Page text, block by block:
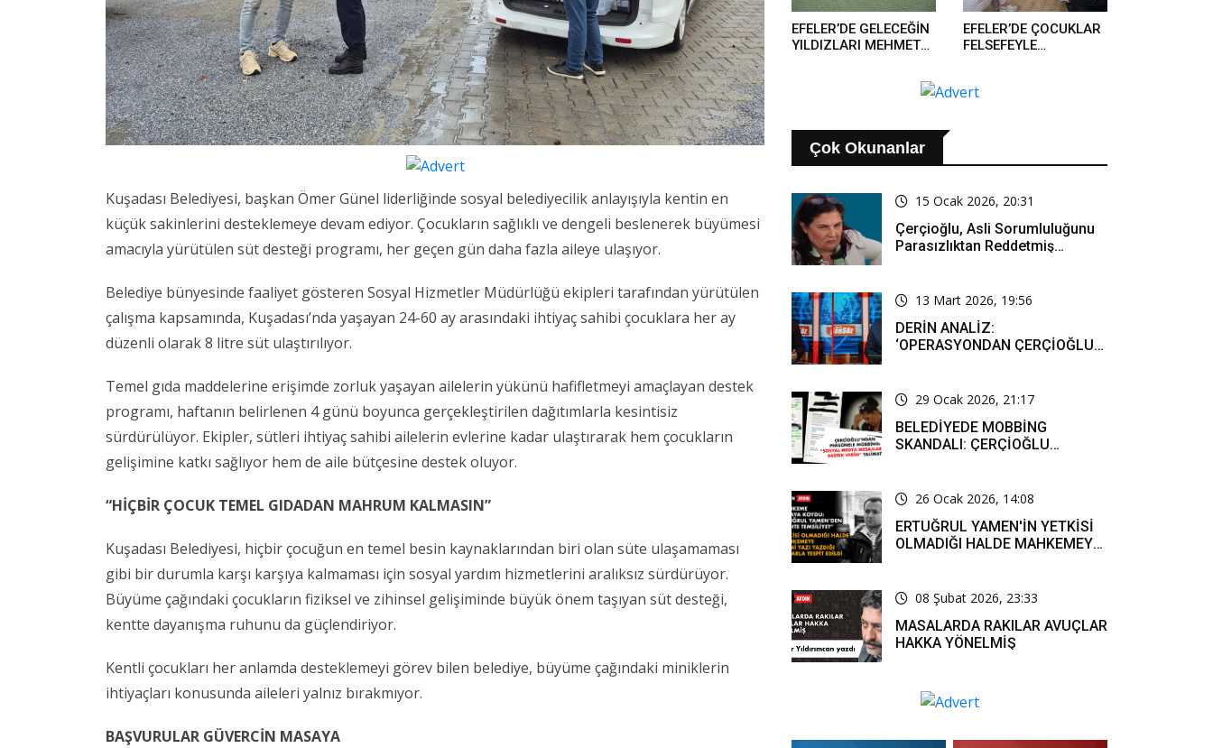
Kuşadası Belediyesi, başkan Ömer Günel liderliğinde sosyal belediyecilik anlayışıyla kentin en
küçük sakinlerini desteklemeye devam ediyor. Çocukların sağlıklı ve dengeli beslenerek büyümesi
amacıyla yürütülen süt desteği programı, her geçen gün daha fazla aileye ulaşıyor.
Belediye bünyesinde faaliyet gösteren Sosyal Hizmetler Müdürlüğü ekipleri tarafından yürütülen
çalışma kapsamında, Kuşadası’nda yaşayan 24-60 ay arasındaki ihtiyaç sahibi çocuklara her ay
düzenli olarak 8 litre süt ulaştırılıyor.
Temel gıda maddelerine erişimde zorluk yaşayan ailelerin yükünü hafifletmeyi amaçlayan destek
programı, haftanın belirlenen 4 günü boyunca gerçekleştirilen dağıtımlarla kesintisiz
sürdürülüyor. Ekipler, sütleri ihtiyaç sahibi ailelerin evlerine kadar ulaştırarak hem çocukların
gelişimine katkı sağlıyor hem de aile bütçesine destek oluyor.
“HİÇBİR ÇOCUK TEMEL GIDADAN MAHRUM KALMASIN”
Kuşadası Belediyesi, hiçbir çocuğun en temel besin kaynaklarından biri olan süte ulaşamaması
gibi bir durumla karşı karşıya kalmaması için sosyal yardım hizmetlerini aralıksız sürdürüyor.
Büyüme çağındaki çocukların fiziksel ve zihinsel gelişiminde büyük önem taşıyan süt desteği,
kentte dayanışma ruhunu da güçlendiriyor.
Kentli çocukları her anlamda desteklemeyi görev bilen belediye, büyüme çağındaki miniklerin
ihtiyaçları konusunda aileleri yalnız bırakmıyor.
BAŞVURULAR GÜVERCİN MASAYA
EFELER’DE GELECEĞİN
YILDIZLARI MEHMET
EFELER’DE ÇOCUKLAR
FELSEFEYLE
Çok Okunanlar
15 Ocak 2026, 20:31
Çerçioğlu, Asli Sorumluluğunu
Parasızlıktan Reddetmiş…
13 Mart 2026, 19:56
DERİN ANALİZ:
‘OPERASYONDAN ÇERÇİOĞLU
MUCİZE’
29 Ocak 2026, 21:17
BELEDİYEDE MOBBİNG
SKANDALI: ÇERÇİOĞLU
26 Ocak 2026, 14:08
ERTUĞRUL YAMEN'İN YETKİSİ
OLMADIĞI HALDE MAHKEMEYE
08 Şubat 2026, 23:33
MASALARDA RAKILAR AVUÇLAR
HAKKA YÖNELMİŞ